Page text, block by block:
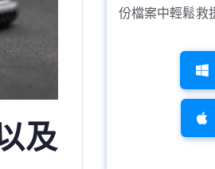
及
份檔案中輕鬆救